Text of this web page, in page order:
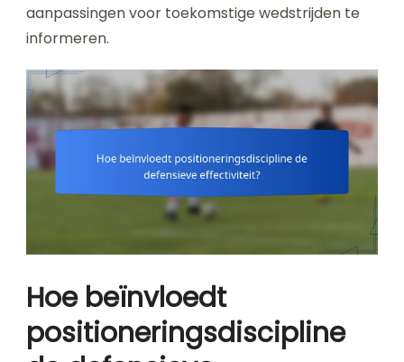
aanpassingen voor toekomstige wedstrijden te
informeren.
Hoe beïnvloedt
positioneringsdiscipline